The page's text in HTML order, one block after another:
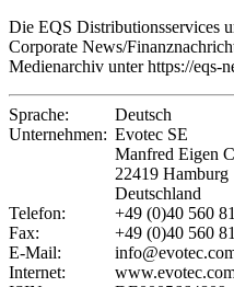
Die EQS Distributionsservices
Corporate News/
Medienarchiv unter https://eqs-
Sprache:
Deutsch
Unternehmen: Evotec SE
Manfred Eigen
22419 Hamburg
Deutschland
Telefon:
+49 (0)40 560
Fax:
+49 (0)40 560
E-Mail:
Internet: